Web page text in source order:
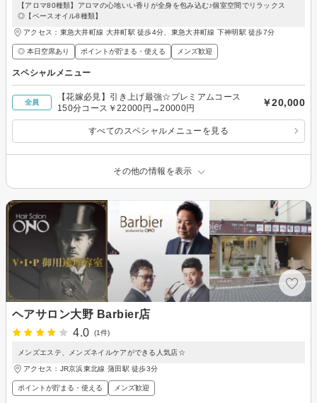
【アロマ80種類】アロマの心地いい香りが全身を包み込む♪個室空間でリラックス
◎【ベースオイル8種類】
アクセス：東急大井町線 大井町駅 徒歩4分、東急大井町線 下神明駅 徒歩7分
◎ 本日空席あり ポイントが貯まる・使える メンズ歓迎
スペシャルメニュー
全員
【花嫁必見】引き上げ最強☆プレミアムコース
150分コース￥22000円→20000円
￥20,000
すべてのスペシャルメニューを見る
その他の情報を表示
ヘアサロン大野 Barbier店
4.0
(1件)
メンズエステ、メンズネイルケアができる人気店☆
アクセス：JR京浜東北線 蒲田駅 徒歩3分
ポイントが貯まる・使える メンズ歓迎